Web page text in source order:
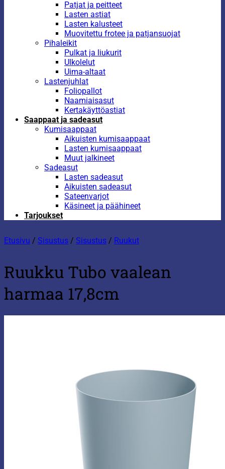
Patjat ja peitteet
Lasten astiat
Lasten kalusteet
Muovitettu frotee ja patjansuojat
Pihaleikit
Pulkat ja liukurit
Ulkolelut
Uima-altaat
Lastenjuhlat
Foliopallot
Naamiaisasut
Kertakäyttöastiat
Saappaat ja sadeasut
Kumisaappaat
Aikuisten kumisaappaat
Lasten kumisaappaat
Muut jalkineet
Sadeasut
Lasten sadeasut
Aikuisten sadeasut
Sateenvarjot
Käsineet ja päähineet
Tarjoukset
Etusivu / Sisustus / Sisustus / Ruukut
Ruukku Tubo vaalean
harmaa 17,8cm